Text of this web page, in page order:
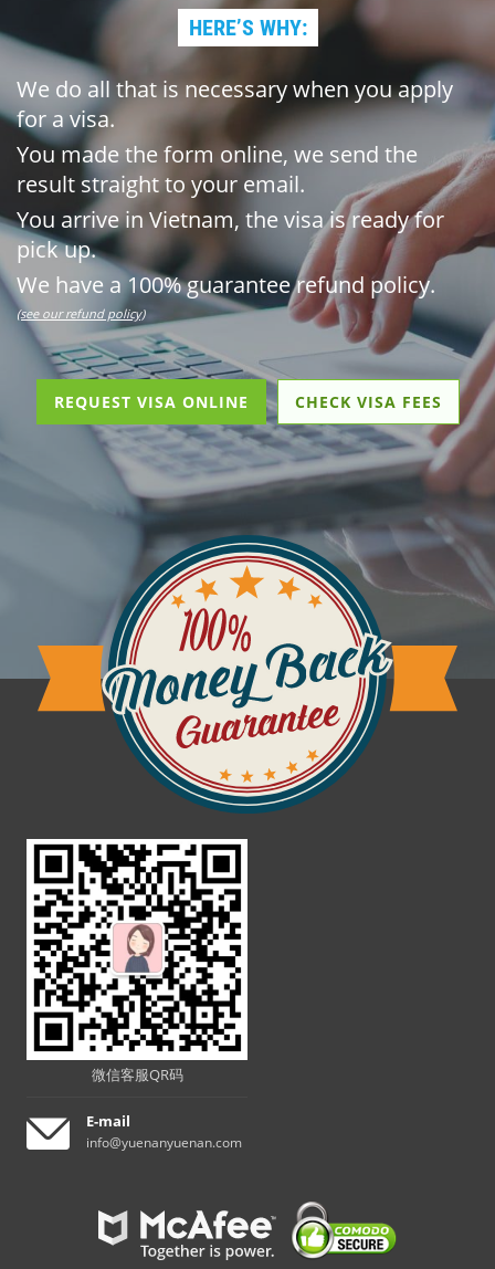
HERE’S WHY:
We do all that is necessary when you apply
for a visa.
You made the form online, we send the
result straight to your email.
You arrive in Vietnam, the visa is ready for
pick up.
We have a 100% guarantee refund policy.
(see our refund policy)
REQUEST VISA ONLINE CHECK VISA FEES
微信客服QR码
E-mail
info@yuenanyuenan.com